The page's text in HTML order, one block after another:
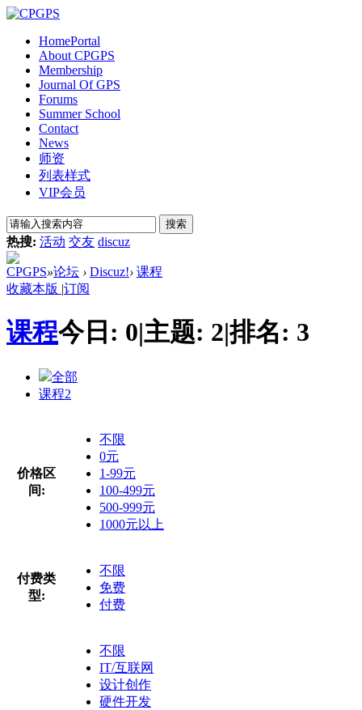
HomePortal
About CPGPS
Membership
Journal Of GPS
Forums
Summer School
Contact
News
师资
列表样式
VIP会员
搜索
热搜: 活动 交友 discuz
CPGPS»论坛 › Discuz!› 课程
收藏本版 |订阅
课程今日: 0|主题: 2|排名: 3
全部
课程2
价格区
间:
不限
0元
1-99元
100-499元
500-999元
1000元以上
付费类
型:
不限
免费
付费
不限
IT/互联网
设计创作
硬件开发